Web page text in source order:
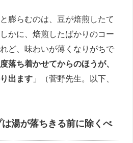
膨らむのは、豆が焙煎したて
かに、焙煎したばかりのコー
ど、味わいが薄くなりがちで
落ち着かせてからのほうが、
出ます 」（菅野先生。以下、
湯が落ちきる前に除くべ